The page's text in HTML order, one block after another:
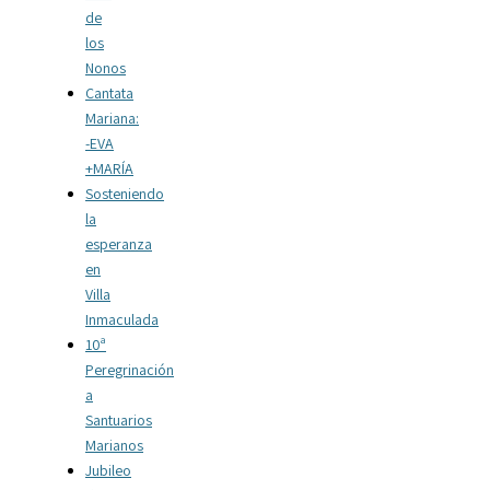
de
los
Nonos
Cantata
Mariana:
-EVA
+MARÍA
Sosteniendo
la
esperanza
en
Villa
Inmaculada
10ª
Peregrinación
a
Santuarios
Marianos
Jubileo